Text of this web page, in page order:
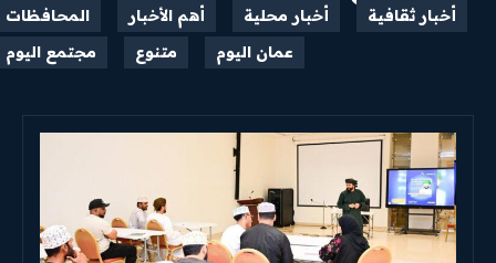
أخبار ثقافية أخبار محلية أهم الأخبار
المحافظات
عمان اليوم
متنوع مجتمع اليوم